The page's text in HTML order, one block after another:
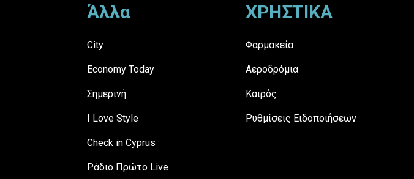
Άλλα
City
Economy Today
Σημερινή
I Love Style
Check in Cyprus
Ράδιο Πρώτο Live
ΧΡΗΣΤΙΚΑ
Φαρμακεία
Αεροδρόμια
Καιρός
Ρυθμίσεις Ειδοποιήσεων